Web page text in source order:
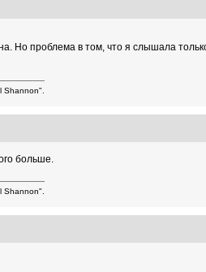
Но проблема в том, что я слышала
Shannon".
больше.
Shannon".